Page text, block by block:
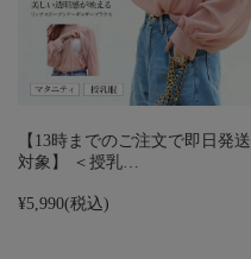
【13時までのご注文で即日発送
対象】 ＜授乳…
¥5,990(税込)